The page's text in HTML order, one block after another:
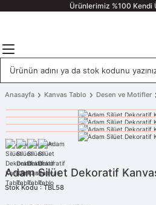
Ürünlerimiz %100
Anasayfa Kanvas Tablo Desen ve Motifler
Adam Silüet Dekoratif
Stok Kodu : TBL58